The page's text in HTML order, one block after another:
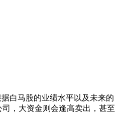
白马股的业绩水平以及未来的
，大资金则会逢高卖出，甚至